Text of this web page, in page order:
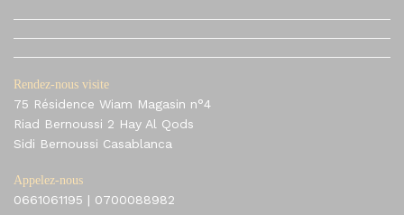
Rendez-nous visite
75 Résidence Wiam Magasin n°4
Riad Bernoussi 2 Hay Al Qods
Sidi Bernoussi Casablanca
Appelez-nous
0661061195 | 0700088982